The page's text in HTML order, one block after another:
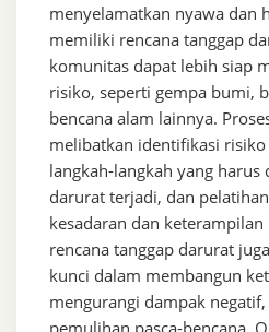
menyelamatkan nyawa dan
memiliki rencana tanggap
komunitas dapat lebih siap
risiko, seperti gempa bumi,
bencana alam lainnya.
melibatkan identifikasi
langkah-langkah yang harus
darurat terjadi, dan
kesadaran dan keterampilan
rencana tanggap darurat
kunci dalam membangun
mengurangi dampak
pemulihan pasca-bencana.